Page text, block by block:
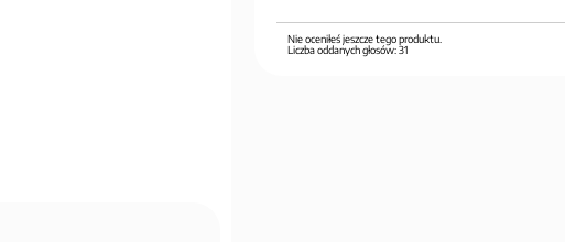
Nie oceniłeś jeszcze tego produktu.
Liczba oddanych głosów:31